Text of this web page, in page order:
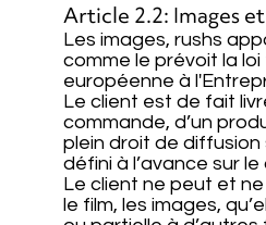
Article 2.2: Images
Les images, rushs
comme le prévoit la
européenne à
Le client est de fait
commande, d’un
plein droit de diffusion
défini à l’avance sur le
Le client ne peut et
le film, les images,